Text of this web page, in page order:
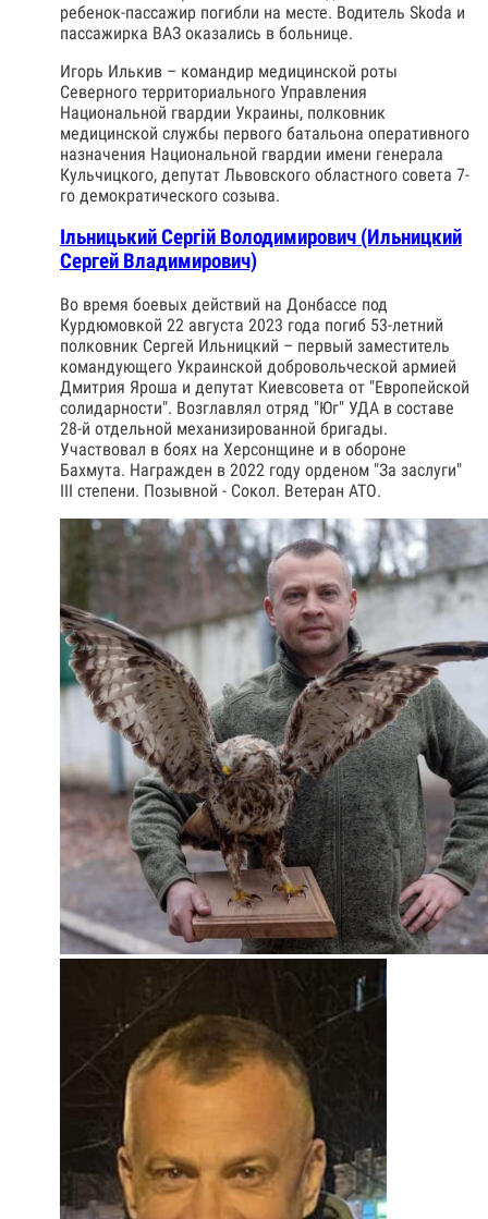
ребенок-пассажир погибли на месте. Водитель Skoda и
пассажирка ВАЗ оказались в больнице.
Игорь Илькив – командир медицинской роты
Северного территориального Управления
Национальной гвардии Украины, полковник
медицинской службы первого батальона оперативного
назначения Национальной гвардии имени генерала
Кульчицкого, депутат Львовского областного совета 7-
го демократического созыва.
Ільницький Сергій Володимирович (Ильницкий
Сергей Владимирович)
Во время боевых действий на Донбассе под
Курдюмовкой 22 августа 2023 года погиб 53-летний
полковник Сергей Ильницкий – первый заместитель
командующего Украинской добровольческой армией
Дмитрия Яроша и депутат Киевсовета от "Европейской
солидарности". Возглавлял отряд "Юг" УДА в составе
28-й отдельной механизированной бригады.
Участвовал в боях на Херсонщине и в обороне
Бахмута. Награжден в 2022 году орденом "За заслуги"
III степени. Позывной - Сокол. Ветеран АТО.